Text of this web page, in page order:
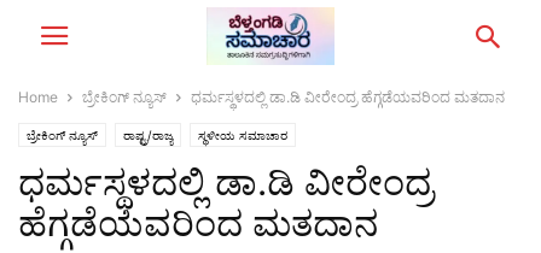
Home ಬ್ರೇಕಿಂಗ್‌ ನ್ಯೂಸ್ ಧರ್ಮಸ್ಥಳದಲ್ಲಿ ಡಾ.ಡಿ ವೀರೇಂದ್ರ ಹೆಗ್ಗಡೆಯವರಿಂದ ಮತದಾನ
ಬ್ರೇಕಿಂಗ್‌ ನ್ಯೂಸ್ ರಾಷ್ಟ್ರ/ರಾಜ್ಯ ಸ್ಥಳೀಯ ಸಮಾಚಾರ
ಧರ್ಮಸ್ಥಳದಲ್ಲಿ ಡಾ.ಡಿ ವೀರೇಂದ್ರ
ಹೆಗ್ಗಡೆಯವರಿಂದ ಮತದಾನ